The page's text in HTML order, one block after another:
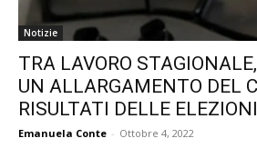
Notizie
TRA LAVORO
UN ALLARGAMENTO DEL
RISULTATI DELLE
Emanuela Conte - Ottobre 4, 2022